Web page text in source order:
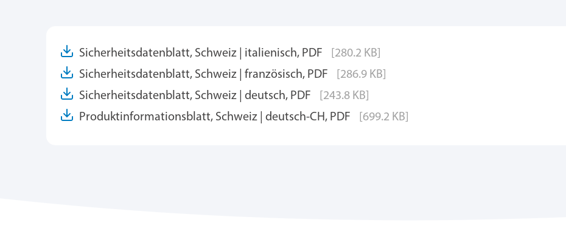
Sicherheitsdatenblatt, Schweiz | italienisch, PDF
[280.2 KB]
Sicherheitsdatenblatt, Schweiz | französisch, PDF
[286.9 KB]
Sicherheitsdatenblatt, Schweiz | deutsch, PDF
[243.8 KB]
Produktinformationsblatt, Schweiz | deutsch-CH, PDF
[699.2 KB]